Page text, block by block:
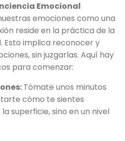
Emocional
emociones como una
reside en la práctica de la
Esto implica reconocer y
sin juzgarlas. Aquí hay
para comenzar:
Tómate unos minutos
cómo te sientes
superficie, sino en un nivel